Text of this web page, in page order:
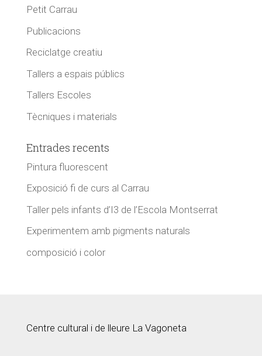
Petit Carrau
Publicacions
Reciclatge creatiu
Tallers a espais públics
Tallers Escoles
Tècniques i materials
Entrades recents
Pintura fluorescent
Exposició fi de curs al Carrau
Taller pels infants d’I3 de l’Escola Montserrat
Experimentem amb pigments naturals
composició i color
Centre cultural i de lleure La Vagoneta